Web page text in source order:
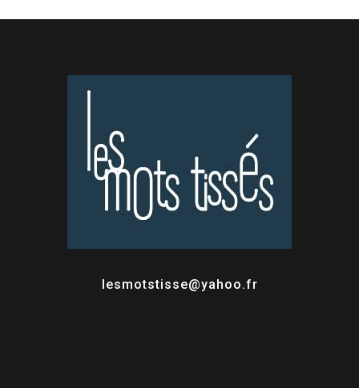
lesmotstisse@yahoo.fr